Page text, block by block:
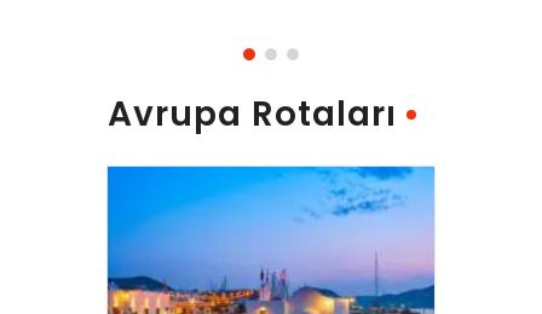
Avrupa Rotaları